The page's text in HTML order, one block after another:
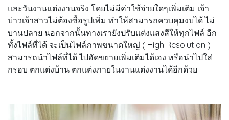
และวันงานแต่งงานจริง โดยไม่มีค่าใช้จ่ายใดๆเพิ่มเติม เจ้า
บ่าวเจ้าสาวไม่ต้องซื้อรูปเพิ่ม ทำให้สามารถควบคุมงบได้ ไม่
บานปลาย นอกจากนั้นทางเรายังปรับแต่งแสงสีให้ทุกไฟล์ อีก
ทั้งไฟล์ที่ได้ จะเป็นไฟล์ภาพขนาดใหญ่ ( High Resolution )
สามารถนำไฟล์ที่ได้ ไปอัดขยายเพิ่มเติมได้เอง หรือนำไปใส่
กรอบ ตกแต่งบ้าน ตกแต่งภายในงานแต่งงานได้อีกด้วย